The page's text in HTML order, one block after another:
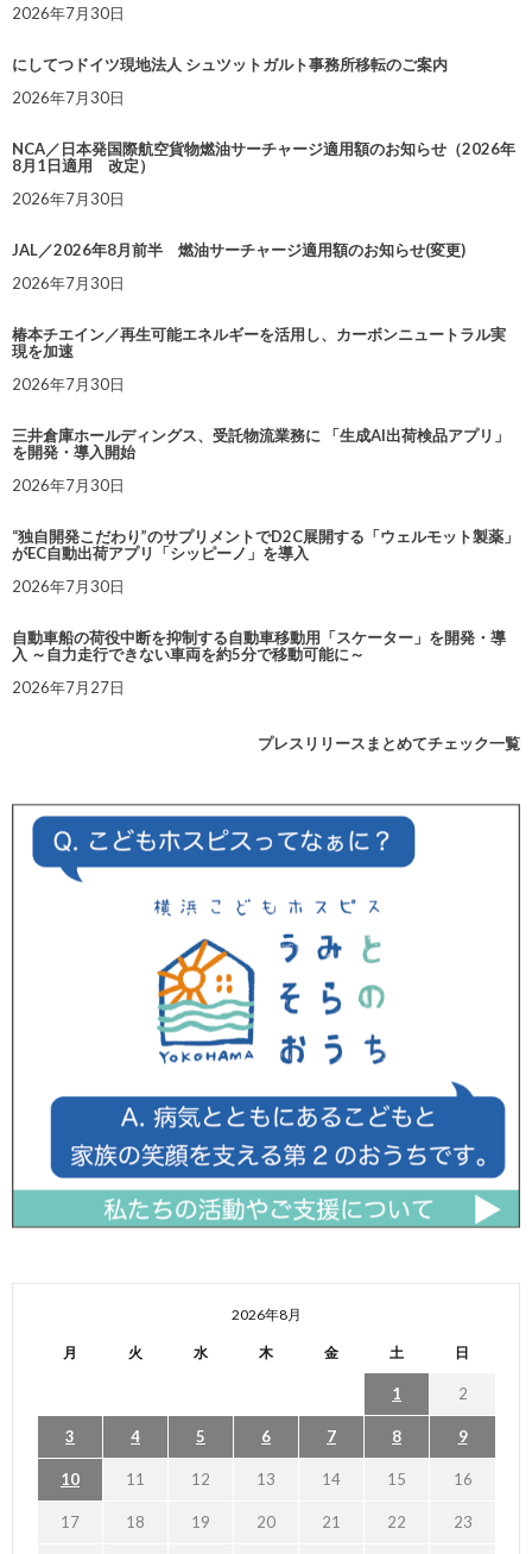
2026年7月30日
にしてつドイツ現地法人 シュツットガルト事務所移転のご案内
2026年7月30日
NCA／日本発国際航空貨物燃油サーチャージ適用額のお知らせ（2026年
8月1日適用 改定）
2026年7月30日
JAL／2026年8月前半 燃油サーチャージ適用額のお知らせ(変更)
2026年7月30日
椿本チエイン／再生可能エネルギーを活用し、カーボンニュートラル実
現を加速
2026年7月30日
三井倉庫ホールディングス、受託物流業務に 「生成AI出荷検品アプリ」
を開発・導入開始
2026年7月30日
“独自開発こだわり”のサプリメントでD2C展開する「ウェルモット製薬」
がEC自動出荷アプリ「シッピーノ」を導入
2026年7月30日
自動車船の荷役中断を抑制する自動車移動用「スケーター」を開発・導
入 ～自力走行できない車両を約5分で移動可能に～
2026年7月27日
プレスリリースまとめてチェック一覧
2026年8月
月 火 水 木 金 土 日
1 2
3 4 5 6 7 8 9
10 11 12 13 14 15 16
17 18 19 20 21 22 23